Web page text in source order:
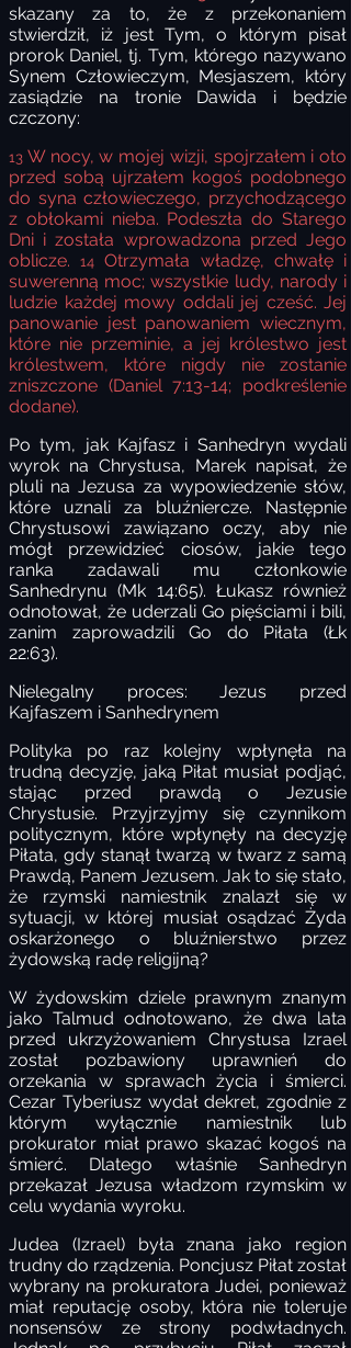
skazany za to, że z przekonaniem
stwierdził, iż jest Tym, o którym pisał
prorok Daniel, tj. Tym, którego nazywano
Synem Człowieczym, Mesjaszem, który
zasiądzie na tronie Dawida i będzie
czczony:
13 W nocy, w mojej wizji, spojrzałem i oto
przed sobą ujrzałem kogoś podobnego
do syna człowieczego, przychodzącego
z obłokami nieba. Podeszła do Starego
Dni i została wprowadzona przed Jego
oblicze.14 Otrzymała władzę, chwałę i
suwerenną moc; wszystkie ludy, narody i
ludzie każdej mowy oddali jej cześć. Jej
panowanie jest panowaniem wiecznym,
które nie przeminie, a jej królestwo jest
królestwem, które nigdy nie zostanie
zniszczone (Daniel 7:13-14; podkreślenie
dodane).
Po tym, jak Kajfasz i Sanhedryn wydali
wyrok na Chrystusa, Marek napisał, że
pluli na Jezusa za wypowiedzenie słów,
które uznali za bluźniercze. Następnie
Chrystusowi zawiązano oczy, aby nie
mógł przewidzieć ciosów, jakie tego
ranka zadawali mu członkowie
Sanhedrynu (Mk 14:65). Łukasz również
odnotował, że uderzali Go pięściami i bili,
zanim zaprowadzili Go do Piłata (Łk
22:63).
Nielegalny proces: Jezus przed
Kajfaszem i Sanhedrynem
Polityka po raz kolejny wpłynęła na
trudną decyzję, jaką Piłat musiał podjąć,
stając przed prawdą o Jezusie
Chrystusie. Przyjrzyjmy się czynnikom
politycznym, które wpłynęły na decyzję
Piłata, gdy stanął twarzą w twarz z samą
Prawdą, Panem Jezusem. Jak to się stało,
że rzymski namiestnik znalazł się w
sytuacji, w której musiał osądzać Żyda
oskarżonego o bluźnierstwo przez
żydowską radę religijną?
W żydowskim dziele prawnym znanym
jako Talmud odnotowano, że dwa lata
przed ukrzyżowaniem Chrystusa Izrael
został pozbawiony uprawnień do
orzekania w sprawach życia i śmierci.
Cezar Tyberiusz wydał dekret, zgodnie z
którym wyłącznie namiestnik lub
prokurator miał prawo skazać kogoś na
śmierć. Dlatego właśnie Sanhedryn
przekazał Jezusa władzom rzymskim w
celu wydania wyroku.
Judea (Izrael) była znana jako region
trudny do rządzenia. Poncjusz Piłat został
wybrany na prokuratora Judei, ponieważ
miał reputację osoby, która nie toleruje
nonsensów ze strony podwładnych.